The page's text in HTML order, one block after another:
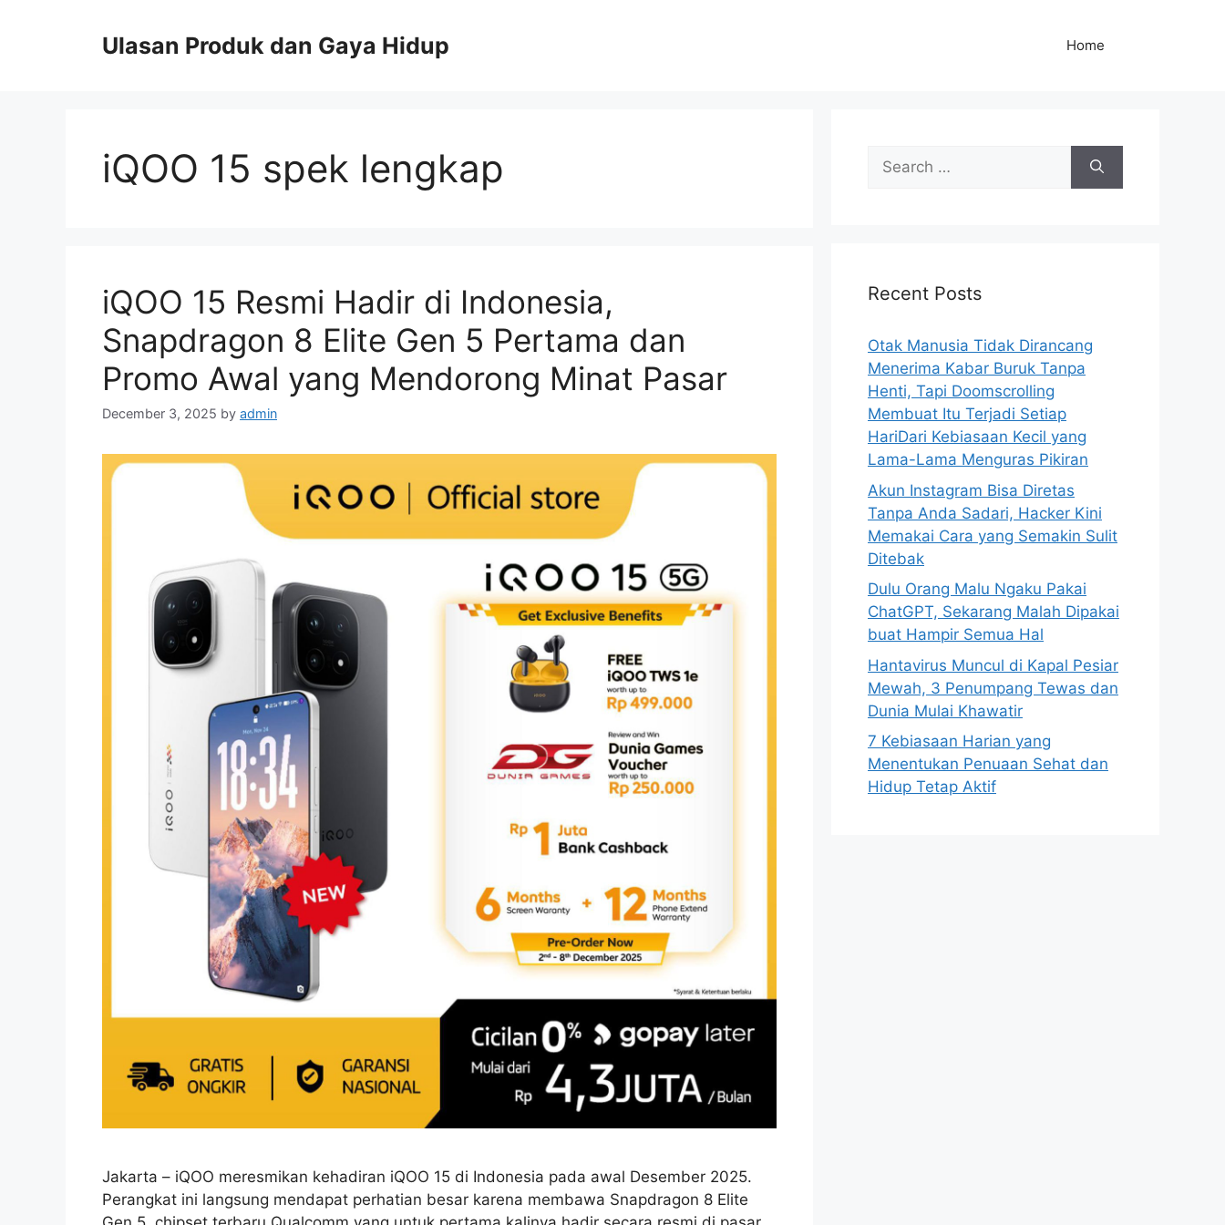
Ulasan Produk dan Gaya Hidup Home
iQOO 15 spek lengkap
iQOO 15 Resmi Hadir di Indonesia,
Snapdragon 8 Elite Gen 5 Pertama dan
Promo Awal yang Mendorong Minat Pasar
December 3, 2025 by admin
Jakarta – iQOO meresmikan kehadiran iQOO 15 di Indonesia pada awal Desember 2025.
Perangkat ini langsung mendapat perhatian besar karena membawa Snapdragon 8 Elite
f
r
:
Recent Posts
Otak Manusia Tidak Dirancang
Menerima Kabar Buruk Tanpa
Henti, Tapi Doomscrolling
Membuat Itu Terjadi Setiap
HariDari Kebiasaan Kecil yang
Lama-Lama Menguras Pikiran
Akun Instagram Bisa Diretas
Tanpa Anda Sadari, Hacker Kini
Memakai Cara yang Semakin Sulit
Ditebak
Dulu Orang Malu Ngaku Pakai
ChatGPT, Sekarang Malah Dipakai
buat Hampir Semua Hal
Hantavirus Muncul di Kapal Pesiar
Mewah, 3 Penumpang Tewas dan
Dunia Mulai Khawatir
7 Kebiasaan Harian yang
Menentukan Penuaan Sehat dan
Hidup Tetap Aktif